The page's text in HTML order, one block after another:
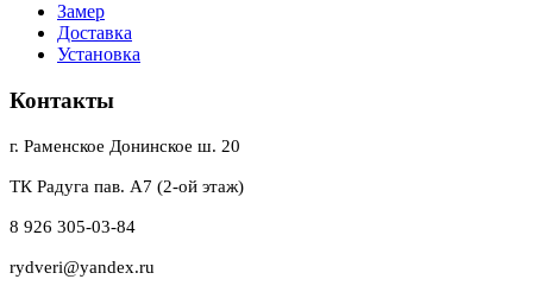
Замер
Доставка
Установка
Контакты
г. Раменское Донинское ш. 20
ТК Радуга пав. А7 (2-ой этаж)
8 926 305-03-84
rydveri@yandex.ru